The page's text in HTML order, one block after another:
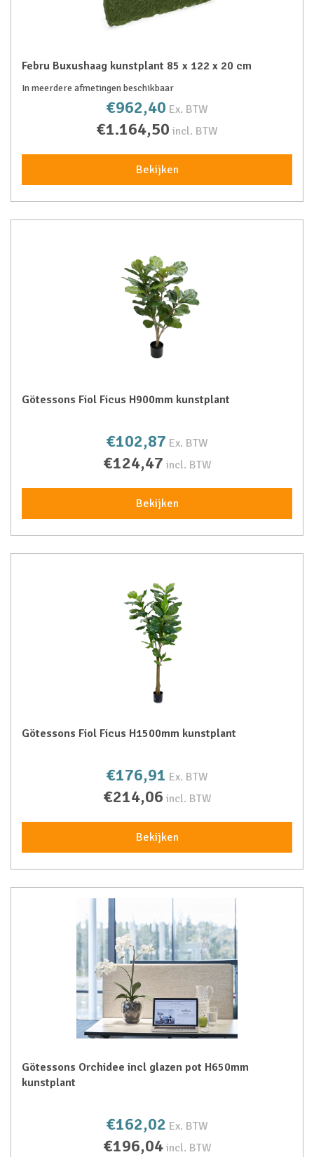
Febru Buxushaag kunstplant 85 x 122 x 20 cm
In meerdere afmetingen beschikbaar
€962,40 Ex. BTW
€1.164,50 incl. BTW
Bekijken
Götessons Fiol Ficus H900mm kunstplant
€102,87 Ex. BTW
€124,47 incl. BTW
Bekijken
Götessons Fiol Ficus H1500mm kunstplant
€176,91 Ex. BTW
€214,06 incl. BTW
Bekijken
Götessons Orchidee incl glazen pot H650mm
kunstplant
€162,02 Ex. BTW
€196,04 incl. BTW